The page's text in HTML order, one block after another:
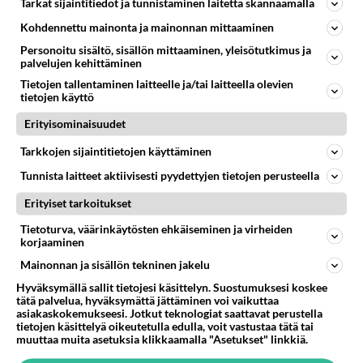
pienokainen rinnalla. Tiet aurattiin kävelyteitä ei. Sitä
odotti miten että joo kai ne kohta aurataan, ei aurattu
pitkin.
kerrottavaa. Ytävällisiä kansalaisia kaikki, en voi
moittia.
Varmasti löytyy sellaisia, jolle ei kelpaa mikään.
Äänestä Kommentoi
2010-10-25 12:17:01
Katajamäkeen tulee joka arkipäivä Huoltomiesten
kuorma-auto tukkimaan kulkutien klo 10 -13.
työntekijällä ja ihmetyttää, miten firman autoa saa
käyttää tällaiseen.
Äänestä Kommentoi
Tarkat sijaintitiedot ja tunnistaminen laitetta skannaamalla
Kohdennettu mainonta ja mainonnan mittaaminen
Personoitu sisältö, sisällön mittaaminen, yleisötutkimus ja
palvelujen kehittäminen
Tietojen tallentaminen laitteelle ja/tai laitteella olevien
tietojen käyttö
Erityisominaisuudet
Tarkkojen sijaintitietojen käyttäminen
Tunnista laitteet aktiivisesti pyydettyjen tietojen perusteella
Erityiset tarkoitukset
Tietoturva, väärinkäytösten ehkäiseminen ja virheiden
korjaaminen
Mainonnan ja sisällön tekninen jakelu
Hyväksymällä sallit tietojesi käsittelyn. Suostumuksesi koskee
tätä palvelua, hyväksymättä jättäminen voi vaikuttaa
asiakaskokemukseesi. Jotkut teknologiat saattavat perustella
tietojen käsittelyä oikeutetulla edulla, voit vastustaa tätä tai
muuttaa muita asetuksia klikkaamalla "Asetukset" linkkiä.